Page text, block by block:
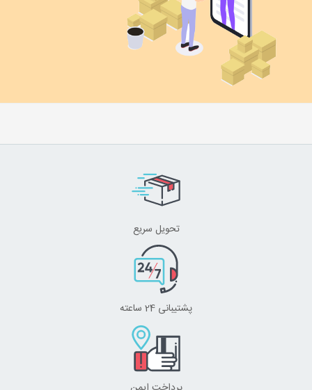
تحویل سریع
پشتیبانی 24 ساعته